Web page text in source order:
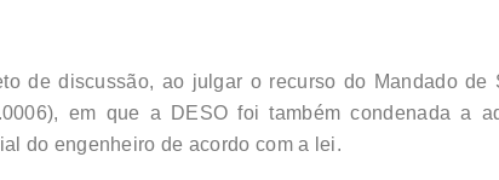
de discussão, ao julgar o recurso do Mandado de
em que a DESO foi também condenada a
do engenheiro de acordo com a lei.